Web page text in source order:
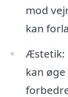
mod
kan
Æstetik:
kan